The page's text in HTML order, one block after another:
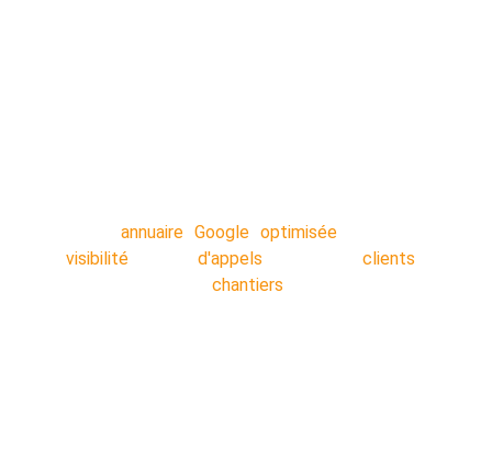
annuaire Google optimisée: Plus de
visibilité
d'appels !! Plus declients
chantiers